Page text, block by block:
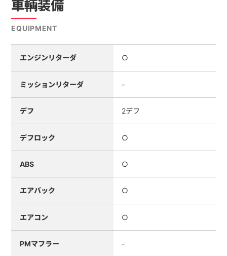
車輌装備
EQUIPMENT
エンジンリターダ ○
ミッションリターダ -
デフ 2デフ
デフロック ○
ABS ○
エアバック ○
エアコン ○
PMマフラー -